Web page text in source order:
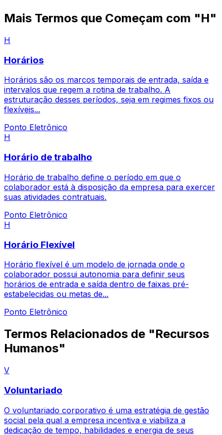
Mais Termos que Começam com "H"
H
Horários
Horários são os marcos temporais de entrada, saída e
intervalos que regem a rotina de trabalho. A
estruturação desses períodos, seja em regimes fixos ou
flexíveis...
Ponto Eletrônico
H
Horário de trabalho
Horário de trabalho define o período em que o
colaborador está à disposição da empresa para exercer
suas atividades contratuais.
Ponto Eletrônico
H
Horário Flexível
Horário flexível é um modelo de jornada onde o
colaborador possui autonomia para definir seus
horários de entrada e saída dentro de faixas pré-
estabelecidas ou metas de...
Ponto Eletrônico
Termos Relacionados de "Recursos
Humanos"
V
Voluntariado
O voluntariado corporativo é uma estratégia de gestão
social pela qual a empresa incentiva e viabiliza a
dedicação de tempo, habilidades e energia de seus